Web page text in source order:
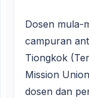
Dosen mula-
campuran
Tiongkok
Mission
dosen dan